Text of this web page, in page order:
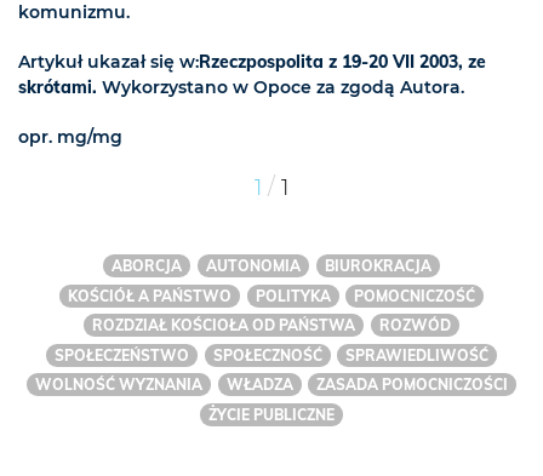
komunizmu.
Artykuł ukazał się w:Rzeczpospolita z 19-20 VII 2003, ze
skrótami. Wykorzystano w Opoce za zgodą Autora.
opr. mg/mg
1 / 1
ABORCJA AUTONOMIA
BIUROKRACJA
KOŚCIÓŁ A PAŃSTWO
POLITYKA
POMOCNICZOŚĆ
ROZDZIAŁ KOŚCIOŁA OD PAŃSTWA
ROZWÓD
SPOŁECZEŃSTWO
SPOŁECZNOŚĆ
SPRAWIEDLIWOŚĆ
WOLNOŚĆ WYZNANIA
WŁADZA
ZASADA POMOCNICZOŚCI
ŻYCIE PUBLICZNE